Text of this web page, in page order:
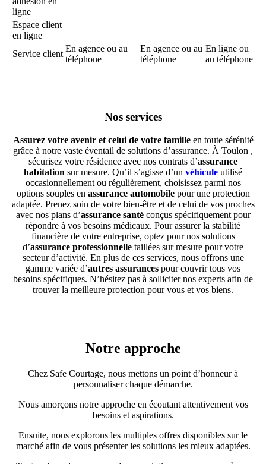
ligne
Espace client
en ligne
Service client
En agence ou au
téléphone
En agence ou au
téléphone
En ligne ou
au téléphone
Nos services
Assurez votre avenir et celui de votre familleen toute sérénité
grâce à notre vaste éventail de solutions d’assurance. À Toulon ,
sécurisez votre résidence avec nos contrats d’assurance
habitation sur mesure. Qu’il s’agisse d’un véhicule utilisé
occasionnellement ou régulièrement, choisissez parmi nos
options souples en assurance automobilepour une protection
adaptée. Prenez soin de votre bien-être et de celui de vos proches
avec nos plans d’assurance santéconçus spécifiquement pour
répondre à vos besoins médicaux. Pour assurer la stabilité
financière de votre entreprise, optez pour nos solutions
d’assurance professionnelle taillées sur mesure pour votre
secteur d’activité. En plus de ces services, nous offrons une
gamme variée d’autres assurances pour couvrir tous vos
besoins spécifiques. N’hésitez pas à solliciter nos experts afin de
trouver la meilleure protection pour vous et vos biens.
Notre approche
Chez Safe Courtage, nous mettons un point d’honneur à
personnaliser chaque démarche.
Nous amorçons notre approche en écoutant attentivement vos
besoins et aspirations.
Ensuite, nous explorons les multiples offres disponibles sur le
marché afin de vous présenter les solutions les mieux adaptées.